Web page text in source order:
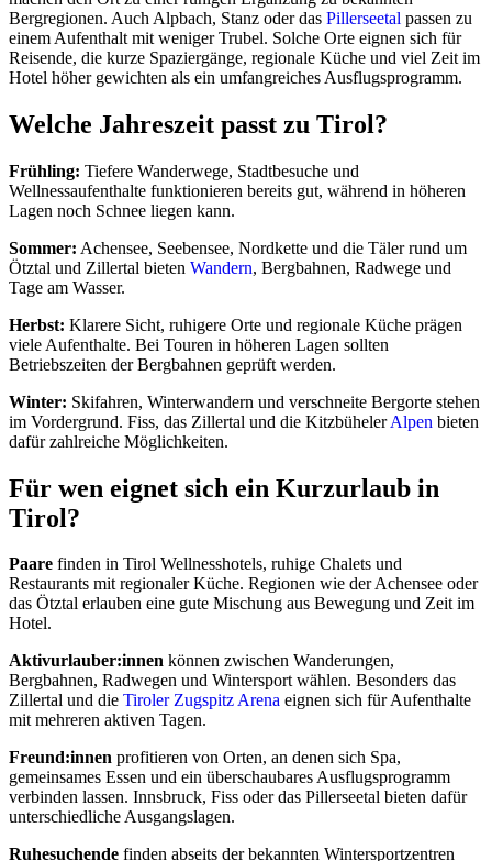
Bergregionen. Auch Alpbach, Stanz oder das Pillerseetal passen zu
einem Aufenthalt mit weniger Trubel. Solche Orte eignen sich für
Reisende, die kurze Spaziergänge, regionale Küche und viel Zeit im
Hotel höher gewichten als ein umfangreiches Ausflugsprogramm.
Welche Jahreszeit passt zu Tirol?
Frühling: Tiefere Wanderwege, Stadtbesuche und
Wellnessaufenthalte funktionieren bereits gut, während in höheren
Lagen noch Schnee liegen kann.
Sommer: Achensee, Seebensee, Nordkette und die Täler rund um
Ötztal und Zillertal bieten Wandern, Bergbahnen, Radwege und
Tage am Wasser.
Herbst: Klarere Sicht, ruhigere Orte und regionale Küche prägen
viele Aufenthalte. Bei Touren in höheren Lagen sollten
Betriebszeiten der Bergbahnen geprüft werden.
Winter: Skifahren, Winterwandern und verschneite Bergorte stehen
im Vordergrund. Fiss, das Zillertal und die KitzbühelerAlpen bieten
dafür zahlreiche Möglichkeiten.
Für wen eignet sich ein Kurzurlaub in
Tirol?
Paare finden in Tirol Wellnesshotels, ruhige Chalets und
Restaurants mit regionaler Küche. Regionen wie der Achensee oder
das Ötztal erlauben eine gute Mischung aus Bewegung und Zeit im
Hotel.
Aktivurlauber:innen können zwischen Wanderungen,
Bergbahnen, Radwegen und Wintersport wählen. Besonders das
Zillertal und die Tiroler Zugspitz Arena eignen sich für Aufenthalte
mit mehreren aktiven Tagen.
Freund:innen profitieren von Orten, an denen sich Spa,
gemeinsames Essen und ein überschaubares Ausflugsprogramm
verbinden lassen. Innsbruck, Fiss oder das Pillerseetal bieten dafür
unterschiedliche Ausgangslagen.
Ruhesuchende finden abseits der bekannten Wintersportzentren